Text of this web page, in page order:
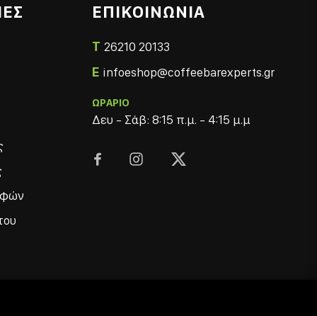
ΕΠΙΚΟΙΝΩΝΙΑ
T 26210 20133
E infoeshop@coffeebarexperts.gr
ΩΡΑΡΙΟ
Δευ - Σάβ: 8:15 π.μ. - 4:15 μ.μ
  